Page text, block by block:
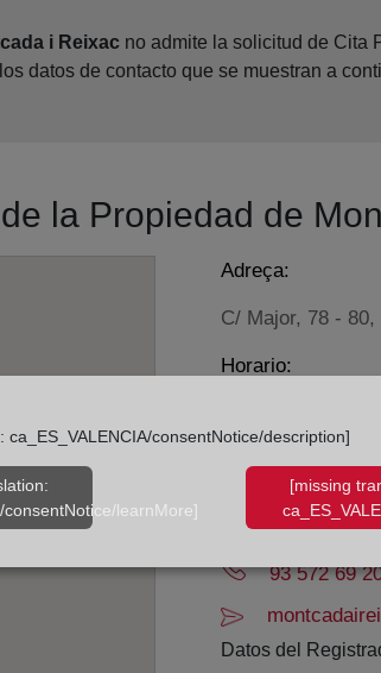
i Reixac no admite la solicitud de Cita
datos de contacto que se muestran a
la Propiedad de
Adreça:
C/ Major, 78 - 80,
Horario:
De lunes a
Agosto: De lunes
Los días 24 y 31
93 572 69
Datos del
ca_ES_VALENCIA/consentNotice/description]
consentNotice/learnMore]
[missing